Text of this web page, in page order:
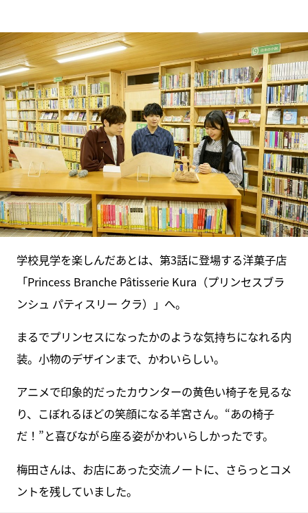
学校見学を楽しんだあとは、第3話に登場する洋菓子店
「Princess Branche Pâtisserie Kura（プリンセスブラ
ンシュ パティスリー クラ）」へ。
まるでプリンセスになったかのような気持ちになれる内
装。小物のデザインまで、かわいらしい。
アニメで印象的だったカウンターの黄色い椅子を見るな
り、こぼれるほどの笑顔になる羊宮さん。“あの椅子
だ！”と喜びながら座る姿がかわいらしかったです。
梅田さんは、お店にあった交流ノートに、さらっとコメ
ントを残していました。